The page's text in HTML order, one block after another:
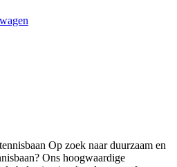
Op zoek naar duurzaam en
Ons hoogwaardige